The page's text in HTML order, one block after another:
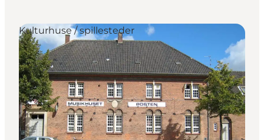
Oplevelser
Outdoor
Mad og drikke
Overnatning
Book lokale oplevelser
Kulturhuse / spillesteder